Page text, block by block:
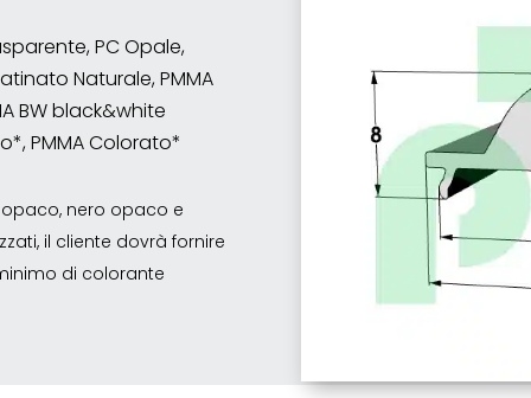
PC Opale,
Naturale, PMMA
BW black&white
PMMA Colorato*
nero opaco e
il cliente dovrà fornire
di colorante